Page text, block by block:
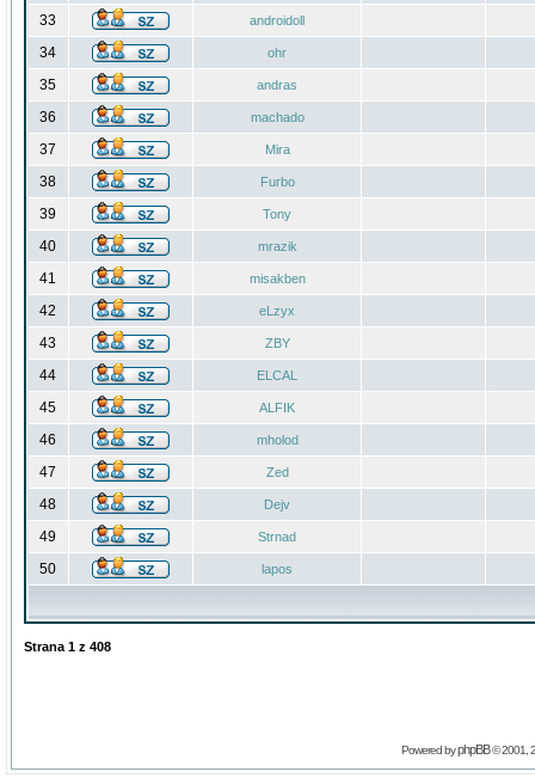
33 androidoll
34 ohr
35 andras
36 machado
37 Mira
38 Furbo
39 Tony
40 mrazik
41 misakben
42 eLzyx
43 ZBY
44 ELCAL
45 ALFIK
46 mholod
47 Zed
48 Dejv
49 Strnad
50 lapos
Strana 1 z 408
Powered byphpBB© 2001,